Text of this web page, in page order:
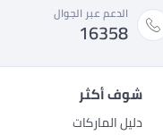
الدعم عبر الجوال
16358
شوف أكثر
دليل الماركات